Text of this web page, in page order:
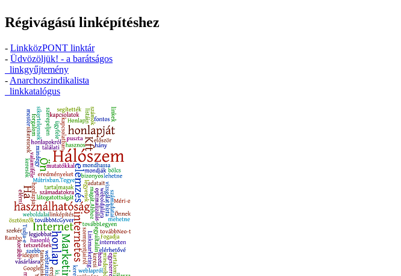
Régivágású linképítéshez
- LinkközPONT linktár
- Üdvözöljük! - a barátságos
linkgyűjtemény
- Anarchoszindikalista
linkkatalógus